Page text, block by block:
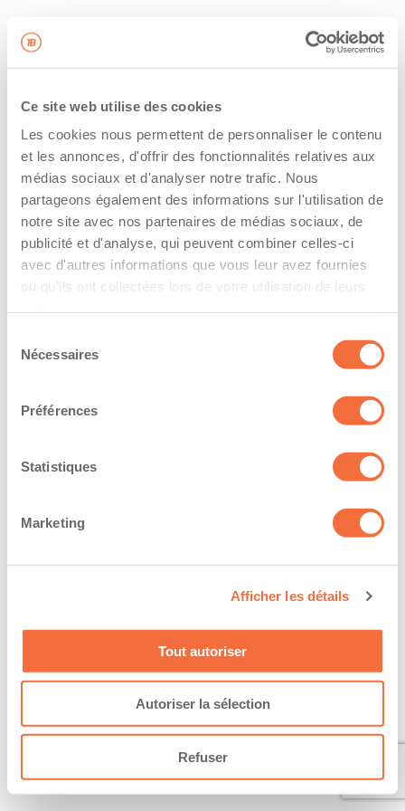
Ce site web utilise des cookies
Les cookies nous permettent de personnaliser le contenu
et les annonces, d'offrir des fonctionnalités relatives aux
médias sociaux et d'analyser notre trafic. Nous
partageons également des informations sur l'utilisation de
notre site avec nos partenaires de médias sociaux, de
publicité et d'analyse, qui peuvent combiner celles-ci
avec d'autres informations que vous leur avez fournies
ou qu'ils ont collectées lors de votre utilisation de leurs
Nécessaires
Préférences
Statistiques
Marketing
Afficher les détails
Tout autoriser
Autoriser la sélection
Refuser